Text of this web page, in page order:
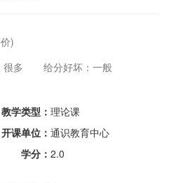
)
很多
给分好坏：一般
教学类型： 理论课
开课单位： 通识教育中心
学分： 2.0